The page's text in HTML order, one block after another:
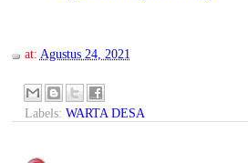
at: Agustus 24, 2021
Labels: WARTA DESA